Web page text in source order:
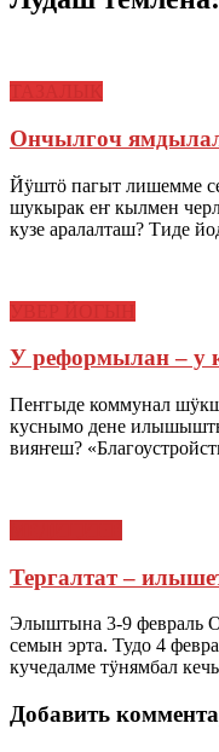
Ончылгоч
Йӱштӧ пагыт лишемме
шукырак еҥ кылмен
кузе аралалташ? Тиде
У реформылан – у
Пеҥгыде коммунал
куснымо дене
вияҥеш?
Тергалтат –
Элыштына 3-9 февраль
семын эрта. Тудо 4
кучедалме тӱнямбал
Добавить